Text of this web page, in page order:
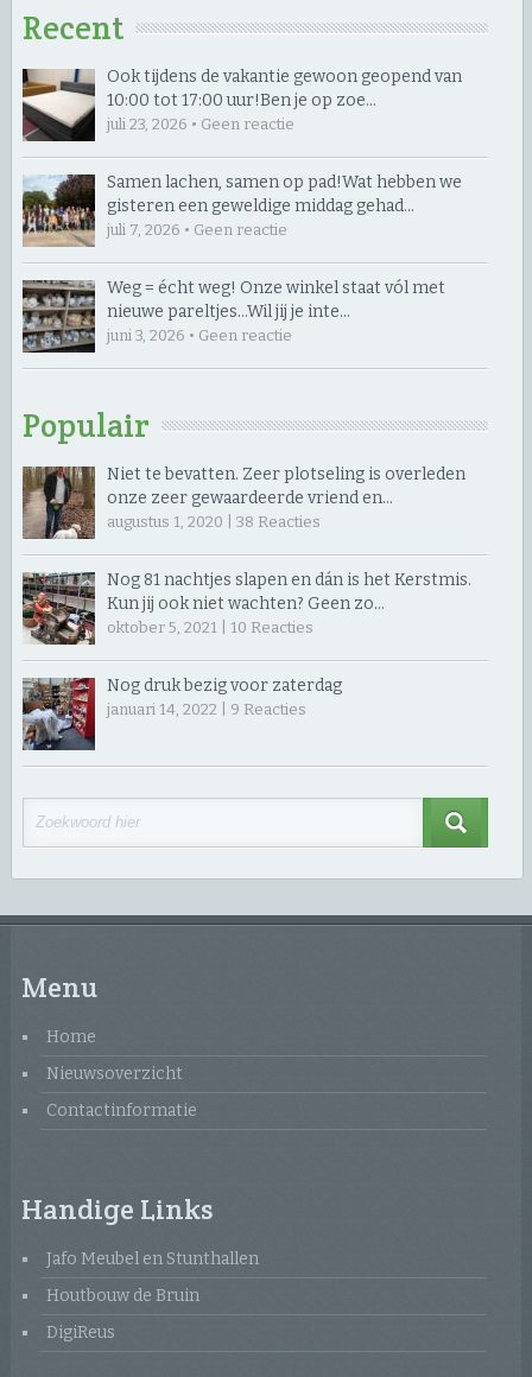
Recent
Ook tijdens de vakantie gewoon geopend van
10:00 tot 17:00 uur! ​Ben je op zoe…
juli 23, 2026 • Geen reactie
Samen lachen, samen op pad! ​Wat hebben we
gisteren een geweldige middag gehad…
juli 7, 2026 • Geen reactie
Weg = écht weg! Onze winkel staat vól met
nieuwe pareltjes… ​Wil jij je inte…
juni 3, 2026 • Geen reactie
Populair
Niet te bevatten. Zeer plotseling is overleden
onze zeer gewaardeerde vriend en…
augustus 1, 2020 | 38 Reacties
Nog 81 nachtjes slapen en dán is het Kerstmis.
Kun jij ook niet wachten? Geen zo…
oktober 5, 2021 | 10 Reacties
Nog druk bezig voor zaterdag
januari 14, 2022 | 9 Reacties
Menu
Home
Nieuwsoverzicht
Contactinformatie
Handige Links
Jafo Meubel en Stunthallen
Houtbouw de Bruin
DigiReus